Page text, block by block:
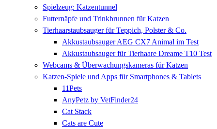
Spielzeug: Katzentunnel
Futternäpfe und Trinkbrunnen für Katzen
Tierhaarstaubsauger für Teppich, Polster & Co.
Akkustaubsauger AEG CX7 Animal im Test
Akkustaubsauger für Tierhaare Dreame T10 Test
Webcams & Überwachungskameras für Katzen
Katzen-Spiele und Apps für Smartphones & Tablets
11Pets
AnyPetz by VetFinder24
Cat Stack
Cats are Cute